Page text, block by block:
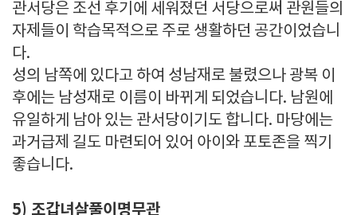
관서당은 조선 후기에 세워졌던 서당으로써 관원들의
자제들이 학습목적으로 주로 생활하던 공간이었습니
다.
성의 남쪽에 있다고 하여 성남재로 불렸으나 광복 이
후에는 남성재로 이름이 바뀌게 되었습니다. 남원에
유일하게 남아 있는 관서당이기도 합니다. 마당에는
과거급제 길도 마련되어 있어 아이와 포토존을 찍기
좋습니다.
5) 조갑녀살풀이명무관